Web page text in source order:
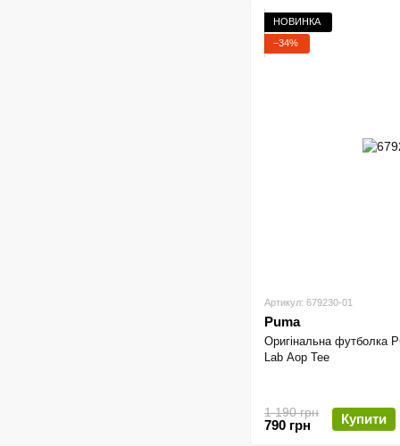
НОВИНКА
−34%
Артикул: 679230-01
Puma
Оригінальна футболка
Lab Aop Tee
1 190 грн
790 грн Купити